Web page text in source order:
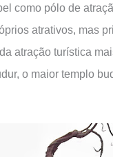
como pólo de
atrativos, mas
atração turística
o maior templo